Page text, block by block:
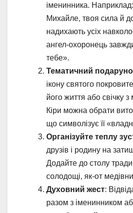
іменинника.
Михайле, твоя сила й
надихають усіх
ангел-охоронець
тебе».
Тематичний
ікону святого
його життя або свічку
Кіри можна обрати
що символізує її
Організуйте теплу
друзів і родину на
Додайте до столу
солодощі, як-от
Духовний жест:
разом з іменинником